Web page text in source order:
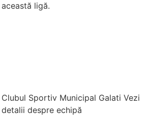
această ligă.
Clubul Sportiv Municipal Galati Vezi
detalii despre echipă